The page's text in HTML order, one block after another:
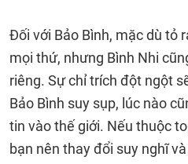
Đối với Bảo Bình, mặc dù tỏ
mọi thứ, nhưng Bình Nhi
riêng. Sự chỉ trích đột ngột
Bảo Bình suy sụp, lúc nào
tin vào thế giới. Nếu thuộc
bạn nên thay đổi suy nghĩ